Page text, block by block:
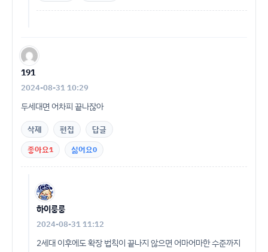
191
2024-08-31 10:29
두세대면 어차피 끝나잖아
삭제 편집
답글
좋아요1 싫어요0
하이룽룽
2024-08-31 11:12
2세대 이후에도 확장 법칙이 끝나지 않으면 어마어마한 수준까지